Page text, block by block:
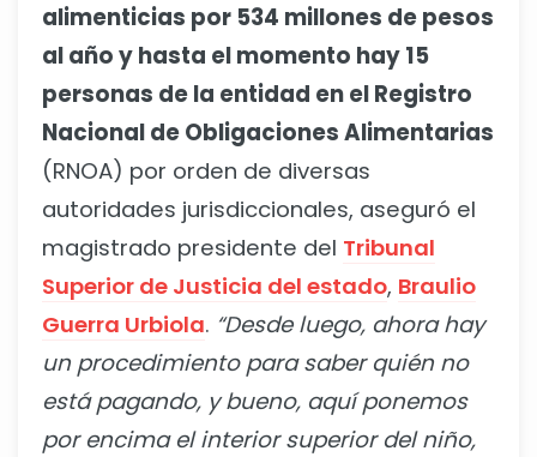
alimenticias por 534 millones de pesos
al año y hasta el momento hay 15
personas de la entidad en el Registro
Nacional de Obligaciones Alimentarias
(RNOA) por orden de diversas
autoridades jurisdiccionales, aseguró el
magistrado presidente del Tribunal
Superior de Justicia del estado, Braulio
Guerra Urbiola. “Desde luego, ahora hay
un procedimiento para saber quién no
está pagando, ybueno, aquí ponemos
por encima el interior superior del niño,